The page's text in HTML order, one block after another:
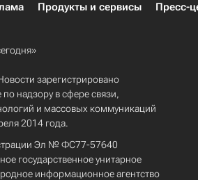
Продукты и сервисы Пресс-
зарегистрировано
надзору в сфере связи,
и массовых коммуникаций
2014 года.
Эл № ФС77-57640
государственное унитарное
информационное агентство